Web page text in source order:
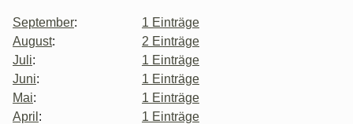
September:
1 Einträge
August:
2 Einträge
Juli:
1 Einträge
Juni:
1 Einträge
Mai:
1 Einträge
April :
1 Einträge